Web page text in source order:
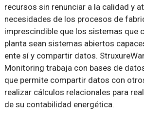
recursos sin renunciar a la calidad y
necesidades de los procesos de
imprescindible que los sistemas que
planta sean sistemas abiertos
ente sí y compartir datos.
Monitoring trabaja con bases de
que permite compartir datos con
realizar cálculos relacionales para
de su contabilidad energética.